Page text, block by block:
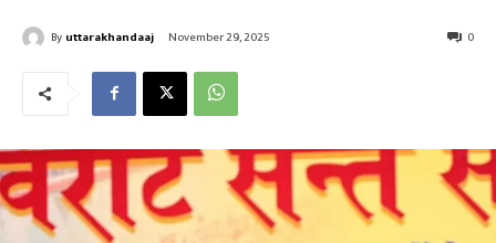
By uttarakhandaaj November 29, 2025 0